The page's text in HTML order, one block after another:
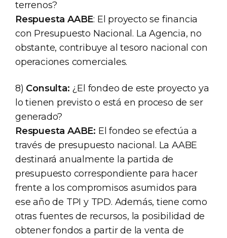
terrenos?
Respuesta AABE: El proyecto se financia
con Presupuesto Nacional. La Agencia, no
obstante, contribuye al tesoro nacional con
operaciones comerciales.
8) Consulta: ¿El fondeo de este proyecto ya
lo tienen previsto o está en proceso de ser
generado?
Respuesta AABE: El fondeo se efectúa a
través de presupuesto nacional. La AABE
destinará anualmente la partida de
presupuesto correspondiente para hacer
frente a los compromisos asumidos para
ese año de TPI y TPD. Además, tiene como
otras fuentes de recursos, la posibilidad de
obtener fondos a partir de la venta de